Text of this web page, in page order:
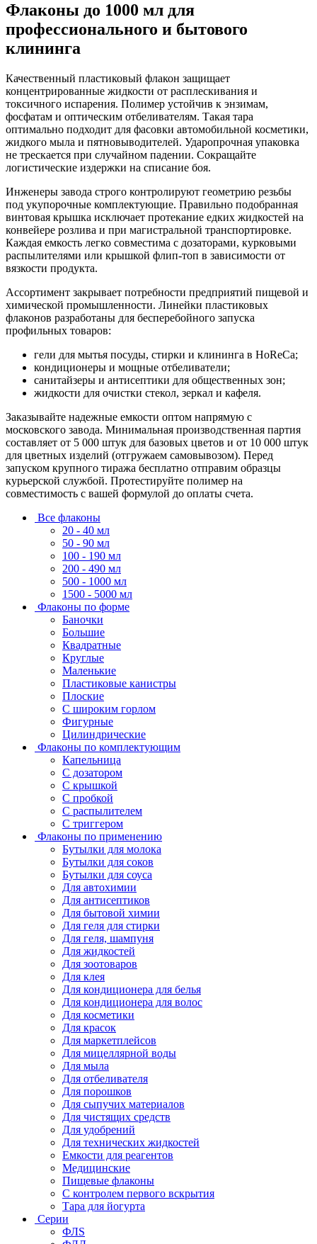
Флаконы до 1000 мл для
профессионального и бытового
клининга
Качественный пластиковый флакон защищает
концентрированные жидкости от расплескивания и
токсичного испарения. Полимер устойчив к энзимам,
фосфатам и оптическим отбеливателям. Такая тара
оптимально подходит для фасовки автомобильной косметики,
жидкого мыла и пятновыводителей. Ударопрочная упаковка
не трескается при случайном падении. Сокращайте
логистические издержки на списание боя.
Инженеры завода строго контролируют геометрию резьбы
под укупорочные комплектующие. Правильно подобранная
винтовая крышка исключает протекание едких жидкостей на
конвейере розлива и при магистральной транспортировке.
Каждая емкость легко совместима с дозаторами, курковыми
распылителями или крышкой флип-топ в зависимости от
вязкости продукта.
Ассортимент закрывает потребности предприятий пищевой и
химической промышленности. Линейки пластиковых
флаконов разработаны для бесперебойного запуска
профильных товаров:
гели для мытья посуды, стирки и клининга в HoReCa;
кондиционеры и мощные отбеливатели;
санитайзеры и антисептики для общественных зон;
жидкости для очистки стекол, зеркал и кафеля.
Заказывайте надежные емкости оптом напрямую с
московского завода. Минимальная производственная партия
составляет от 5 000 штук для базовых цветов и от 10 000 штук
для цветных изделий (отгружаем самовывозом). Перед
запуском крупного тиража бесплатно отправим образцы
курьерской службой. Протестируйте полимер на
совместимость с вашей формулой до оплаты счета.
Все флаконы
20 - 40 мл
50 - 90 мл
100 - 190 мл
200 - 490 мл
500 - 1000 мл
1500 - 5000 мл
Флаконы по форме
Баночки
Большие
Квадратные
Круглые
Маленькие
Пластиковые канистры
Плоские
С широким горлом
Фигурные
Цилиндрические
Флаконы по комплектующим
Капельница
С дозатором
С крышкой
С пробкой
С распылителем
С триггером
Флаконы по применению
Бутылки для молока
Бутылки для соков
Бутылки для соуса
Для автохимии
Для антисептиков
Для бытовой химии
Для геля для стирки
Для геля, шампуня
Для жидкостей
Для зоотоваров
Для клея
Для кондиционера для белья
Для кондиционера для волос
Для косметики
Для красок
Для маркетплейсов
Для мицеллярной воды
Для мыла
Для отбеливателя
Для порошков
Для сыпучих материалов
Для чистящих средств
Для удобрений
Для технических жидкостей
Емкости для реагентов
Медицинские
Пищевые флаконы
С контролем первого вскрытия
Тара для йогурта
Серии
ФЛS